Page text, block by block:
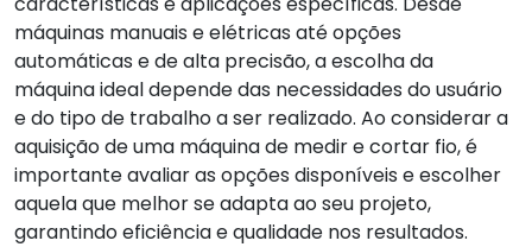
máquinas manuais e elétricas até opções
automáticas e de alta precisão, a escolha da
máquina ideal depende das necessidades do usuário
e do tipo de trabalho a ser realizado. Ao considerar a
aquisição de uma máquina de medir e cortar fio, é
importante avaliar as opções disponíveis e escolher
aquela que melhor se adapta ao seu projeto,
garantindo eficiência e qualidade nos resultados.